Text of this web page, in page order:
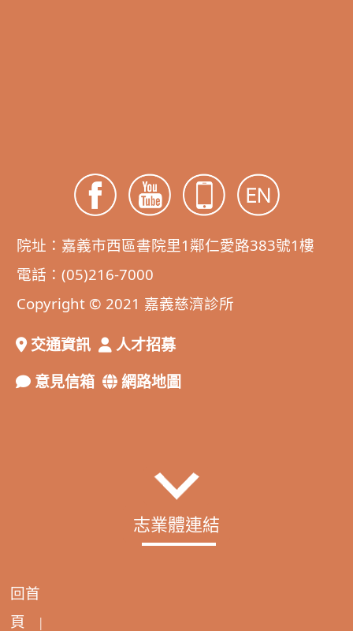
院址：嘉義市西區書院里1鄰仁愛路383號1樓
電話：(05)216-7000
Copyright © 2021 嘉義慈濟診所
交通資訊
人才招募
意見信箱
網路地圖
志業體連結
回首
頁 |